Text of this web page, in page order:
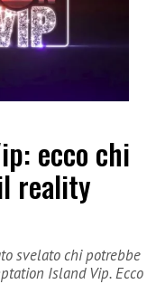
ecco chi
reality
svelato chi potrebbe
Island Vip. Ecco